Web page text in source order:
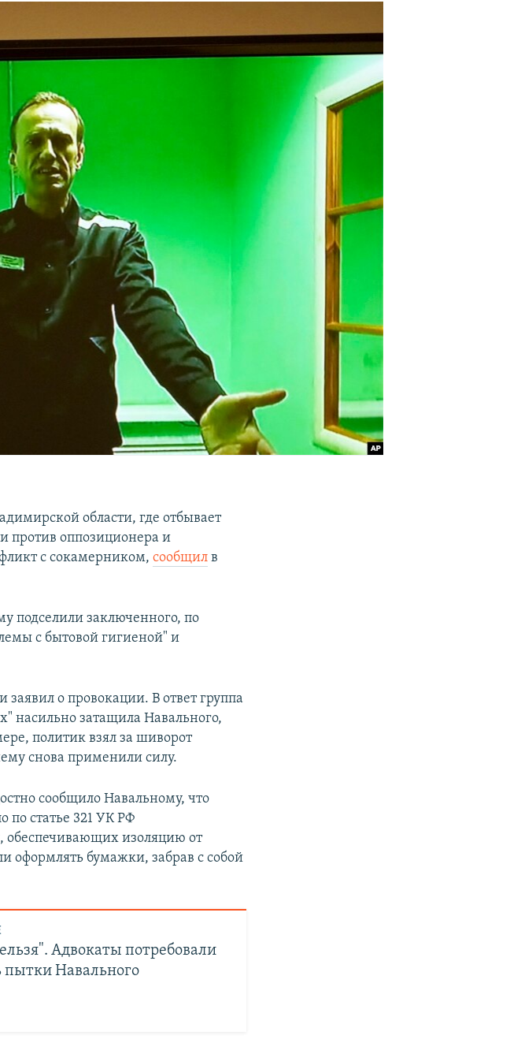
области, где отбывает
против оппозиционера и
с сокамерником,сообщил в
подселили заключенного, по
с бытовой гигиеной" и
заявил о провокации. В ответ группа
насильно затащила Навального,
политик взял за шиворот
снова применили силу.
сообщило Навальному, что
по статье 321 УК РФ
обеспечивающих изоляцию от
оформлять бумажки, забрав с собой
Адвокаты потребовали
пытки Навального